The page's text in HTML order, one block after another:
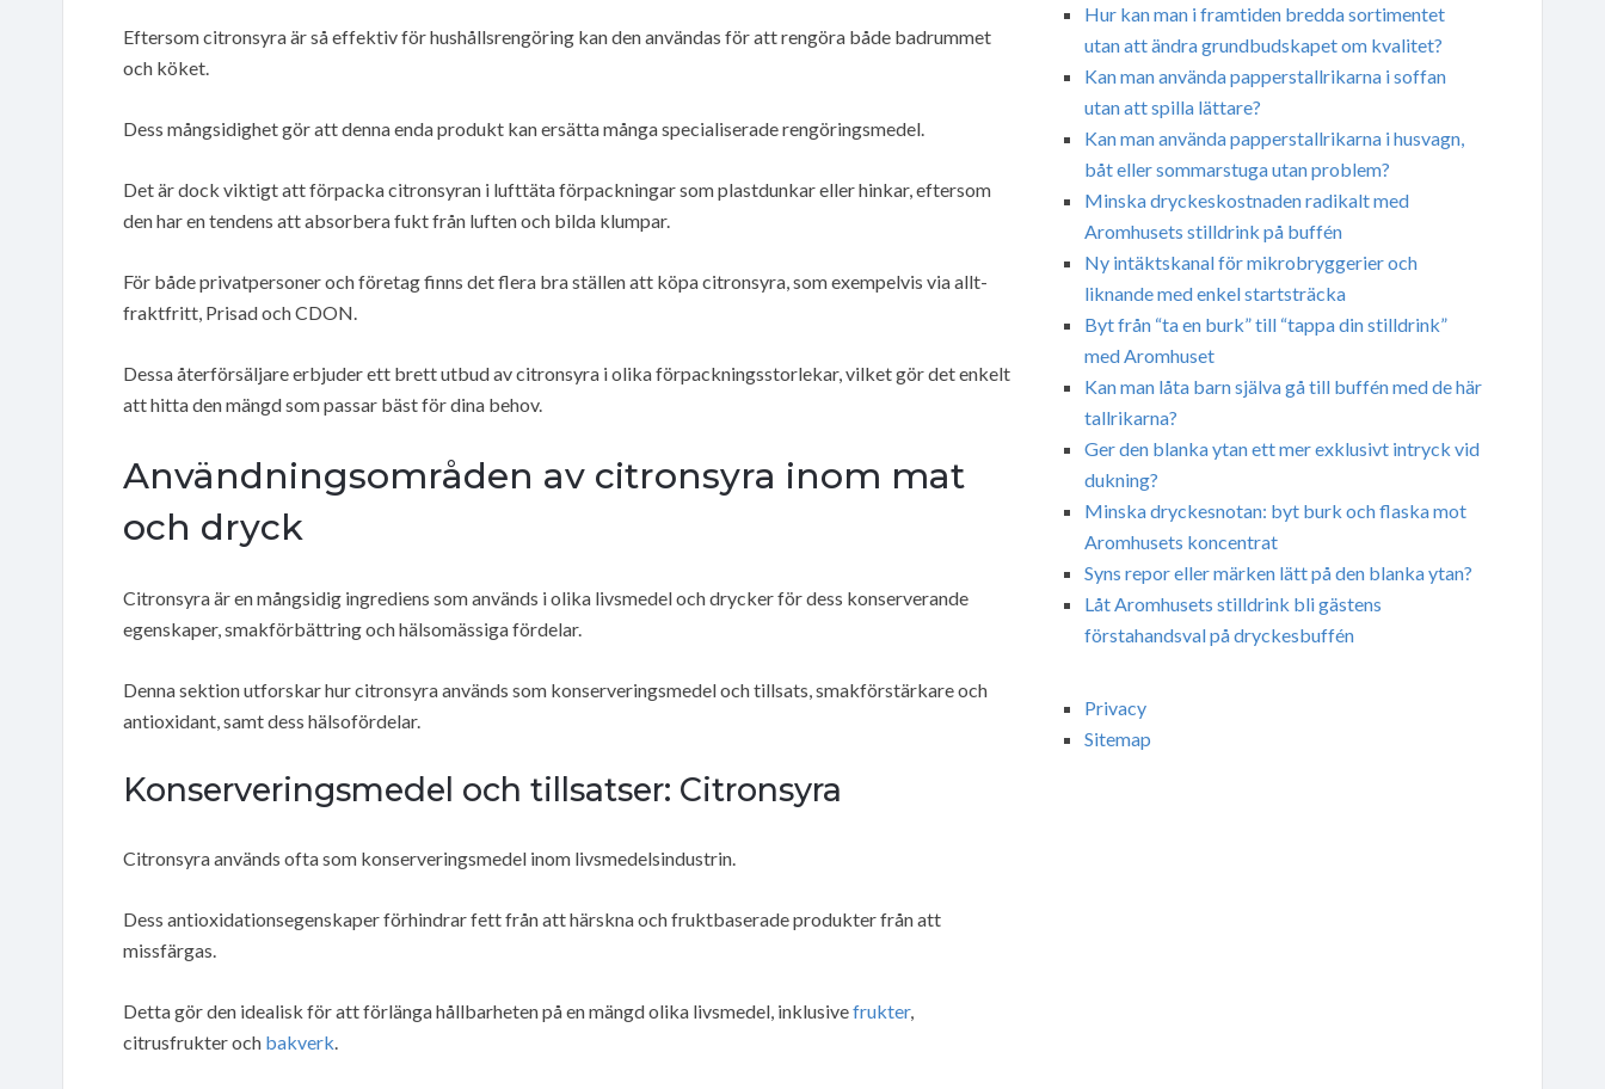
Eftersom citronsyra är så effektiv för hushållsrengöring kan den användas för att rengöra både badrummet
och köket.
Dess mångsidighet gör att denna enda produkt kan ersätta många specialiserade rengöringsmedel.
Det är dock viktigt att förpacka citronsyran i lufttäta förpackningar som plastdunkar eller hinkar, eftersom
den har en tendens att absorbera fukt från luften och bilda klumpar.
För både privatpersoner och företag finns det flera bra ställen att köpa citronsyra, som exempelvis via allt-
fraktfritt, Prisad och CDON.
Dessa återförsäljare erbjuder ett brett utbud av citronsyra i olika förpackningsstorlekar, vilket gör det enkelt
att hitta den mängd som passar bäst för dina behov.
Användningsområden av citronsyra inom mat
och dryck
Citronsyra är en mångsidig ingrediens som används i olika livsmedel och drycker för dess konserverande
egenskaper, smakförbättring och hälsomässiga fördelar.
Denna sektion utforskar hur citronsyra används som konserveringsmedel och tillsats, smakförstärkare och
antioxidant, samt dess hälsofördelar.
Konserveringsmedel och tillsatser: Citronsyra
Citronsyra används ofta som konserveringsmedel inom livsmedelsindustrin.
Dess antioxidationsegenskaper förhindrar fett från att härskna och fruktbaserade produkter från att
missfärgas.
Detta gör den idealisk för att förlänga hållbarheten på en mängd olika livsmedel, inklusivefrukter,
citrusfrukter och bakverk.
Hur kan man i framtiden bredda sortimentet
utan att ändra grundbudskapet om kvalitet?
Kan man använda papperstallrikarna i soffan
utan att spilla lättare?
Kan man använda papperstallrikarna i husvagn,
båt eller sommarstuga utan problem?
Minska dryckeskostnaden radikalt med
Aromhusets stilldrink på buffén
Ny intäktskanal för mikrobryggerier och
liknande med enkel startsträcka
Byt från “ta en burk” till “tappa din stilldrink”
med Aromhuset
Kan man låta barn själva gå till buffén med de här
tallrikarna?
Ger den blanka ytan ett mer exklusivt intryck vid
dukning?
Minska dryckesnotan: byt burk och flaska mot
Aromhusets koncentrat
Syns repor eller märken lätt på den blanka ytan?
Låt Aromhusets stilldrink bli gästens
förstahandsval på dryckesbuffén
Privacy
Sitemap